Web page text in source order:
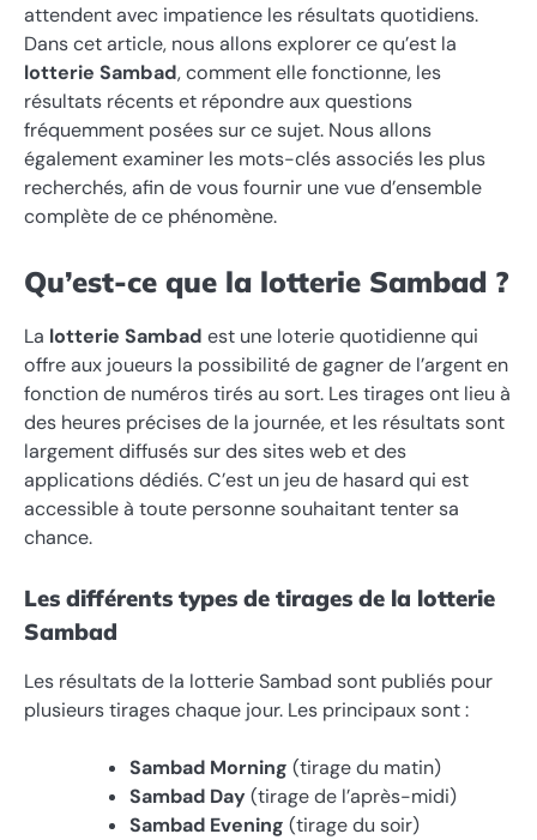
attendent avec impatience les résultats quotidiens.
Dans cet article, nous allons explorer ce qu’est la
lotterie Sambad, comment elle fonctionne, les
résultats récents et répondre aux questions
fréquemment posées sur ce sujet. Nous allons
également examiner les mots-clés associés les plus
recherchés, afin de vous fournir une vue d’ensemble
complète de ce phénomène.
Qu’est-ce que la lotterie Sambad ?
La lotterie Sambad est une loterie quotidienne qui
offre aux joueurs la possibilité de gagner de l’argent en
fonction de numéros tirés au sort. Les tirages ont lieu à
des heures précises de la journée, et les résultats sont
largement diffusés sur des sites web et des
applications dédiés. C’est un jeu de hasard qui est
accessible à toute personne souhaitant tenter sa
chance.
Les différents types de tirages de la lotterie
Sambad
Les résultats de la lotterie Sambad sont publiés pour
plusieurs tirages chaque jour. Les principaux sont :
Sambad Morning (tirage du matin)
Sambad Day(tirage de l’après-midi)
Sambad Evening (tirage du soir)